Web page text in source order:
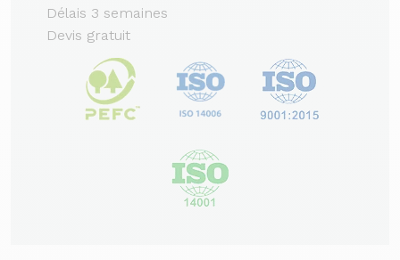
Délais 3 semaines
Devis gratuit